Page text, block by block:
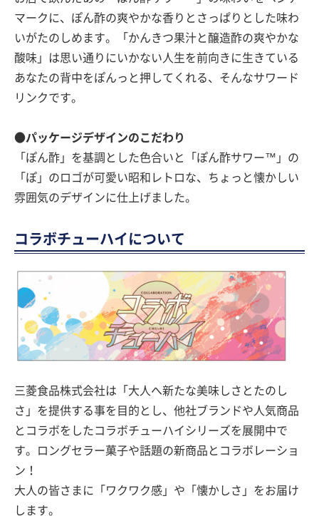
マークに、ぽん酢の爽やかな香りとさっぱりとした味わ
いがたのしめます。「かんきつ果汁と醸造酢の爽やかな
酸味」は思い通りにいかない人生を前向きに生きている
あなたの背中をぽんっと押してくれる、そんなサワード
リンクです。
●パッケージデザインのこだわり
「ぽん酢」を基調とした色合いと「ぽん酢サワー™」の
「ぽ」のロゴが可愛い昭和レトロな、ちょっと懐かしい
雰囲気のデザインに仕上げました。
コラボチューハイについて
三菱食品株式会社は「大人へ新たな美味しさとたのし
さ」を提供する事を目的とし、他社ブランドや人気商品
とコラボをしたコラボチューハイシリーズを展開中で
す。ロングセラー菓子や話題の新商品とコラボレーショ
ン！
大人の皆さまに「ワクワク感」や「懐かしさ」をお届け
します。